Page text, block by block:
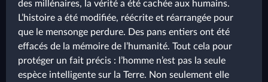
des millénaires, la vérité a été cachée aux humains.
L’histoire a été modifiée, réécrite et réarrangée pour
que le mensonge perdure. Des pans entiers ont été
effacés de la mémoire de l’humanité. Tout cela pour
protéger un fait précis : l’homme n’est pas la seule
espèce intelligente sur la Terre. Non seulement elle